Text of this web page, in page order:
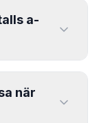
a-
du
via:
webbplats
när